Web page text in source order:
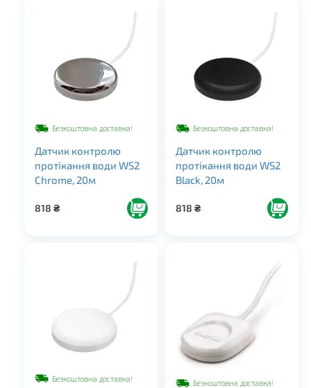
Безкоштовна доставка!
Датчик контролю
протікання води WS2
Chrome, 20м
818 ₴
Безкоштовна доставка!
Датчик контролю
протікання води WS2
Black, 20м
818 ₴
Безкоштовна доставка! Безкоштовна доставка!